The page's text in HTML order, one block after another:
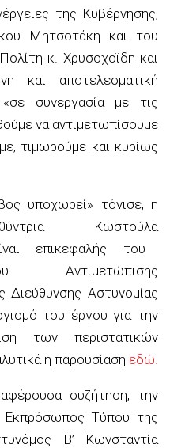
της Κυβέρνησης,
Μητσοτάκη και του
κ. Χρυσοχοϊδη και
και αποτελεσματική
«σε συνεργασία με τις
να αντιμετωπίσουμε
τιμωρούμε και κυρίως
υποχωρεί» τόνισε, η
Κωστούλα
επικεφαλής του
Αντιμετώπισης
Διεύθυνσης Αστυνομίας
του έργου για την
των περιστατικών
η παρουσίαση εδώ
συζήτηση, την
Εκπρόσωπος Τύπου της
Β’ Κωνσταντία